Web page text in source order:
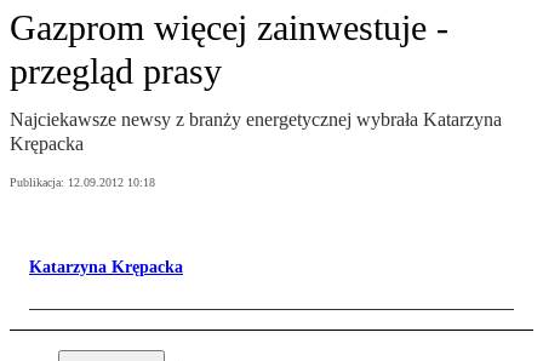
Gazprom więcej zainwestuje -
przegląd prasy
Najciekawsze newsy z branży energetycznej wybrała Katarzyna
Krępacka
Publikacja: 12.09.2012 10:18
Katarzyna Krępacka